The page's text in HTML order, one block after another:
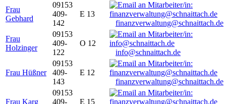
Frau
Gebhard
09153
409-
142
E 13
finanzverwaltung@schnaittach.de
Frau
Holzinger
09153
409-
122
O 12
info@schnaittach.de
Frau Hüßner
09153
409-
143
E 12
finanzverwaltung@schnaittach.de
Frau Karg
09153
409-
E 15